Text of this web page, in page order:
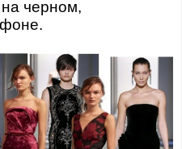
черном,